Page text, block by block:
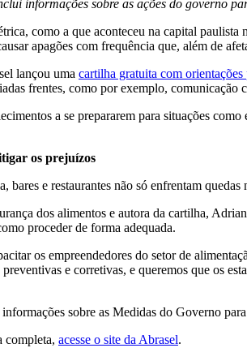
informações sobre as ações do governo
como a que aconteceu na capital
apagões com frequência que, além de
lançou uma cartilha gratuita com orientações
frentes, como por exemplo,
a se prepararem para situações
os prejuízos
bares e restaurantes não só enfrentam
dos alimentos e autora da cartilha,
proceder de forma adequada.
os empreendedores do setor de
preventivas e corretivas, e queremos que os
sobre as Medidas do Governo
completa, acesse o site da Abrasel.